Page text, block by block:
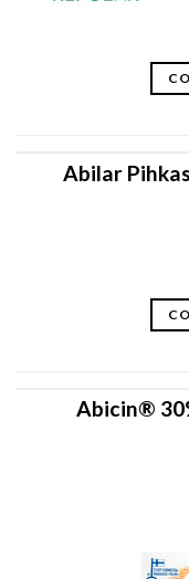
Abilar
Abicin®